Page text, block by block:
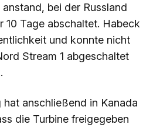
bei der Russland
10 Tage abschaltet. Habeck
und konnte nicht
Stream 1 abgeschaltet
hat anschließend in Kanada
die Turbine freigegeben